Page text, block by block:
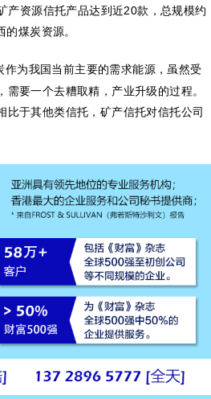
产资源信托产品达到近20款，总规模约
煤炭资源。
作为我国当前主要的需求能源，虽然受
要一个去糟取精，产业升级的过程。
于其他类信托，矿产信托对信托公司